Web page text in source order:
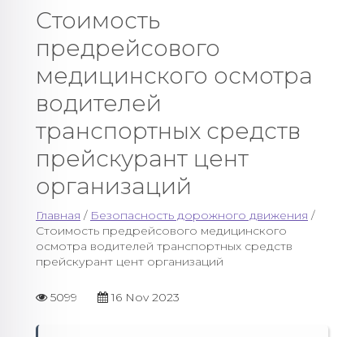
Стоимость
предрейсового
медицинского осмотра
водителей
транспортных средств
прейскурант цент
организаций
Главная / Безопасность дорожного движения /
Стоимость предрейсового медицинского
осмотра водителей транспортных средств
прейскурант цент организаций
5099 16 Nov 2023